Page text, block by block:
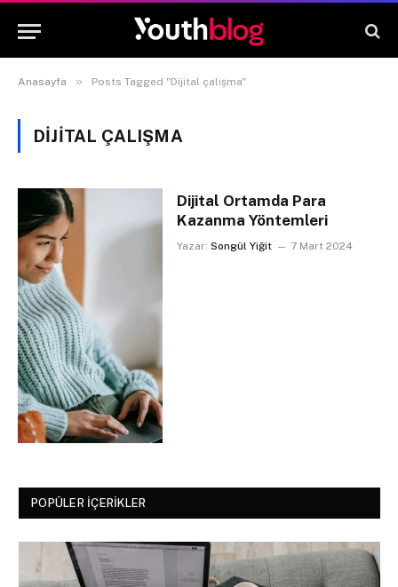
Anasayfa » Posts Tagged "Dijital çalışma"
DIJITAL ÇALIŞMA
Dijital Ortamda Para
Kazanma Yöntemleri
Yazar: Songül Yiğit 7 Mart 2024
POPÜLER İÇERIKLER